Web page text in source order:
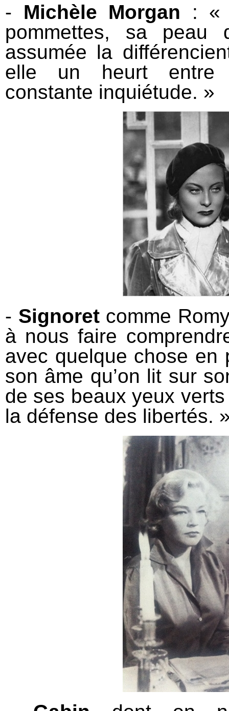
- Michèle Morgan : «
pommettes, sa peau
assumée la
elle un heurt entre
constante inquiétude. »
- Signoret comme
à nous faire
avec quelque chose en
son âme qu’on lit sur
de ses beaux yeux
la défense des libertés.